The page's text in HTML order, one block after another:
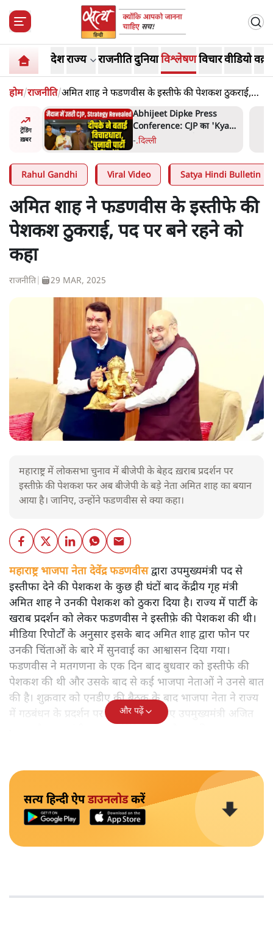
देशराज्य राजनीतिदुनियाविश्लेषणविचारवीडियो
होम/राजनीति/अमित शाह ने फडणवीस के इस्तीफे की पेशकश ठुकराई,
पद पर बने रहने को कहा
ट्रेंडिंग
ख़बर
' अंडों
सेनानी
Abhijeet Dipke Press
Conference: CJP का 'Kya
Bolti Public' अभियान, चुनाव
-.दिल्ली
Rahul Gandhi Viral Video Satya Hindi Bulletin
अमित शाह ने फडणवीस के इस्तीफे की
पेशकश ठुकराई, पद पर बने रहने को
कहा
राजनीति 29 MAR, 2025
महाराष्ट्र में लोकसभा चुनाव में बीजेपी के बेहद ख़राब प्रदर्शन पर
इस्तीफ़े की पेशकश फर अब बीजेपी के बड़े नेता अमित शाह का बयान
आया है। जानिए, उन्होंने फडणवीस से क्या कहा।
महाराष्ट्र भाजपा नेता देवेंद्र फडणवीसद्वारा उपमुख्यमंत्री पद से
इस्तीफा देने की पेशकश के कुछ ही घंटों बाद केंद्रीय गृह मंत्री
अमित शाह ने उनकी पेशकश को ठुकरा दिया है। राज्य में पार्टी के
खराब प्रदर्शन को लेकर फडणवीस ने इस्तीफ़े की पेशकश की थी।
मीडिया रिपोर्टों के अनुसार इसके बाद अमित शाह द्वारा फोन पर
उनकी चिंताओं के बारे में सुनवाई का आश्वासन दिया गया।
फडणवीस ने मतगणना के एक दिन बाद बुधवार को इस्तीफे की
पेशकश की थी और उसके बाद से कई भाजपा नेताओं ने उनसे बात
की है। शुक्रवार को एनडीए की बैठक के बाद भाजपा नेता ने राज्य
में गठबंधन के प्रदर्शन पर चर्चा करने के लिए उपमुख्यमंत्री अजित
और पढ़ें
सत्य हिन्दी ऐपडाउनलोडकरें